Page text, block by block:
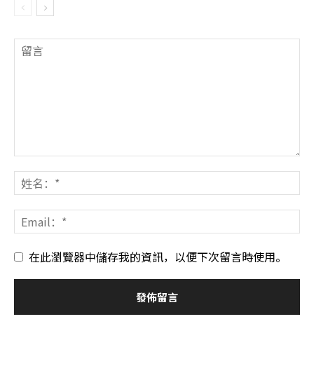
在此瀏覽器中儲存我的資訊，以便下次留言時使用。